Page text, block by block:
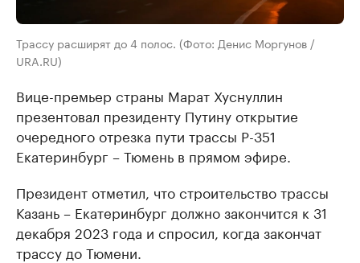
Трассу расширят до 4 полос. (Фото: Денис Моргунов /
URA.RU)
Вице-премьер страны Марат Хуснуллин
презентовал президенту Путину открытие
очередного отрезка пути трассы Р-351
Екатеринбург – Тюмень в прямом эфире.
Президент отметил, что строительство трассы
Казань – Екатеринбург должно закончится к 31
декабря 2023 года и спросил, когда закончат
трассу до Тюмени.